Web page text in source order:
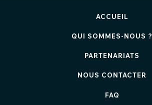
ACCUEIL
QUI SOMMES-NOUS ?
PARTENARIATS
NOUS CONTACTER
FAQ